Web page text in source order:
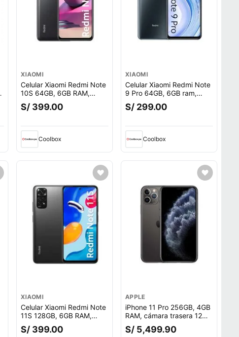
XIAOMI
Celular Xiaomi Redmi Note
10S 64GB, 6GB RAM,
cámara trasera 64MP y
frontal 13MP, 6.43"", gris
S/ 399.00
Coolbox
XIAOMI
Celular Xiaomi Redmi Note
9 Pro 64GB, 6GB ram,
cámara principal 64MP +
8MP + 5MP + 2MP, frontal
gris
S/ 299.00
Coolbox
XIAOMI
Celular Xiaomi Redmi Note
11S 128GB, 6GB RAM,
cámara trasera 108MP y
frontal 16MP, 6.43"", gris
S/ 399.00
APPLE
iPhone 11 Pro 256GB, 4GB
RAM, cámara trasera 12MP
y frontal 12MP, 5.8"", A13
Bionic, negro
S/ 5,499.90